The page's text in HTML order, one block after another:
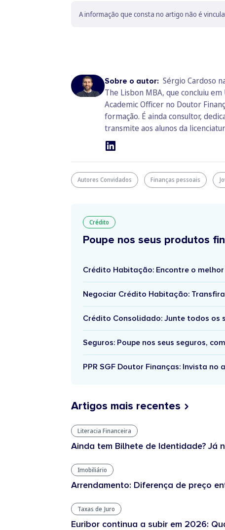
A informação que consta no artigo não é
Sobre o autor: Sérgio Cardoso
The Lisbon MBA, que concluiu
Academic Officer no Doutor
formação. É ainda consultor,
transmite aos alunos da
Autores Convidados Finanças pessoais
Crédito
Poupe nos seus produtos
Crédito Habitação: Encontre o
Negociar Crédito Habitação:
Crédito Consolidado: Junte todos os
Seguros: Poupe nos seus seguros,
PPR SGF Doutor Finanças: Invista
Artigos mais recentes
Literacia Financeira
Ainda tem Bilhete de Identidade? Já
Imobiliário
Arrendamento: Diferença de preço
Taxas de Juro
Euribor continua a subir em 2026: